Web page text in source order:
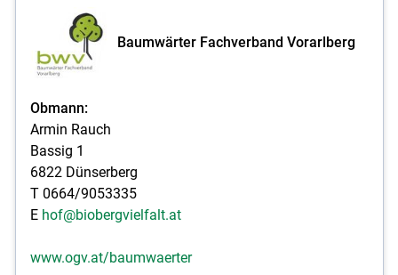
Baumwärter Fachverband Vorarlberg
Obmann:
Armin Rauch
Bassig 1
6822 Dünserberg
T 0664/9053335
E hof@biobergvielfalt.at
www.ogv.at/baumwaerter